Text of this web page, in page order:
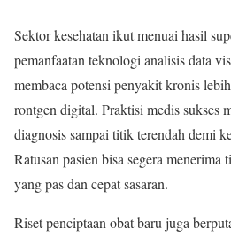
Sektor kesehatan ikut menuai hasil
pemanfaatan teknologi analisis data
membaca potensi penyakit kronis
rontgen digital. Praktisi medis sukses
diagnosis sampai titik terendah demi
Ratusan pasien bisa segera menerima
yang pas dan cepat sasaran.
Riset penciptaan obat baru juga